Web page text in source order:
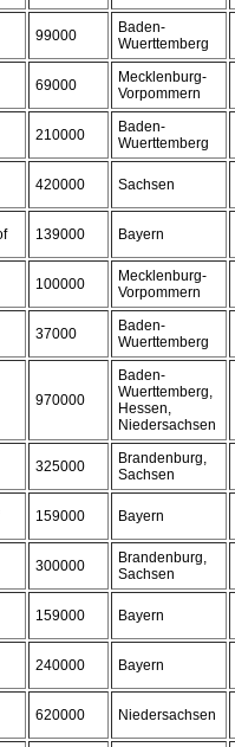
99000
Baden-
Wuerttemberg
69000
Mecklenburg-
Vorpommern
210000
Baden-
Wuerttemberg
420000 Sachsen
139000 Bayern
100000
Mecklenburg-
Vorpommern
37000
Baden-
Wuerttemberg
970000
Baden-
Wuerttemberg,
Hessen,
Niedersachsen
325000
Brandenburg,
Sachsen
159000 Bayern
300000
Brandenburg,
Sachsen
159000 Bayern
240000 Bayern
620000 Niedersachsen